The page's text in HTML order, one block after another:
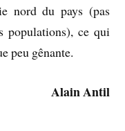
nord du pays (pas
populations), ce qui
peu gênante.
Alain Antil